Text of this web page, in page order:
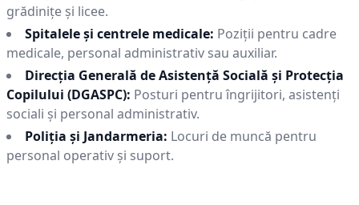
grădinițe și licee.
Spitalele și centrele medicale: Poziții pentru cadre
medicale, personal administrativ sau auxiliar.
Direcția Generală de Asistență Socială și Protecția
Copilului (DGASPC): Posturi pentru îngrijitori, asistenți
sociali și personal administrativ.
Poliția și Jandarmeria: Locuri de muncă pentru
personal operativ și suport.